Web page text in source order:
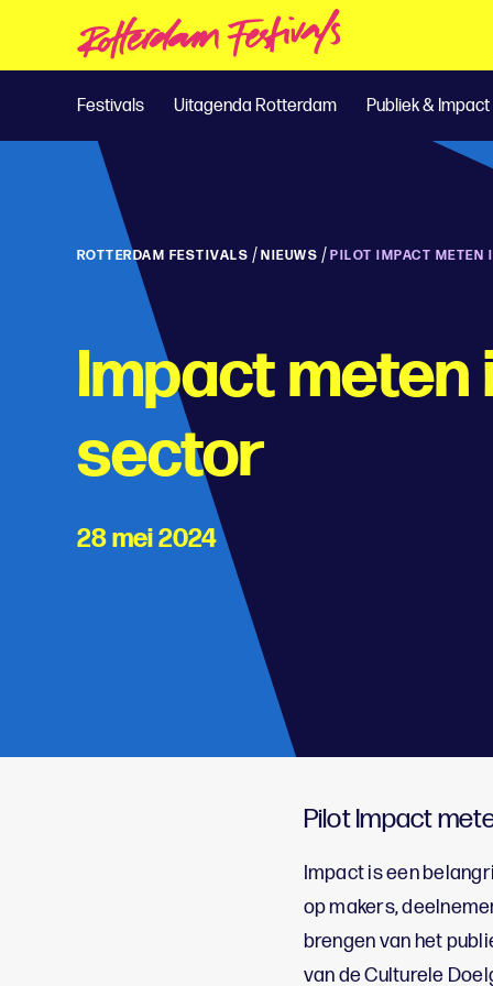
Festivals Uitagenda Rotterdam Publiek & Impact
ROTTERDAM FESTIVALS / NIEUWS / PILOT IMPACT METEN
Impact meten
sector
28 mei 2024
Pilot Impact
Impact is een
op makers,
brengen van het
van de Culturele